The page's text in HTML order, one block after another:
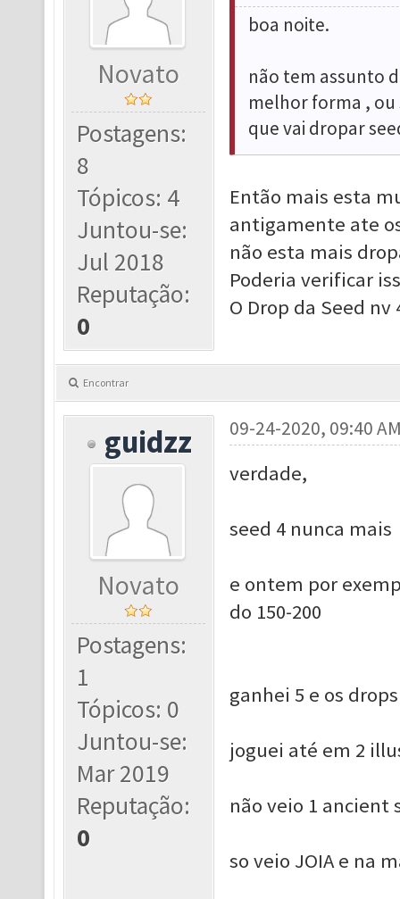
Novato
Postagens:
8
Tópicos: 4
Juntou-se:
Jul 2018
Reputação:
0
boa noite.
não tem assunto
melhor forma , ou
que vai dropar
Então mais esta
antigamente ate
não esta mais
Poderia verificar
O Drop da Seed
Encontrar
guidzz
Novato
Postagens:
1
Tópicos: 0
Juntou-se:
Mar 2019
Reputação:
0
09-24-2020, 09:40
verdade,
seed 4 nunca mais
e ontem por
do 150-200
ganhei 5 e os
joguei até em 2
não veio 1 ancient
so veio JOIA e na